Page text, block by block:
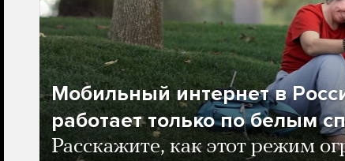
Мобильный интернет в
работает только по белым
Расскажите, как этот режим